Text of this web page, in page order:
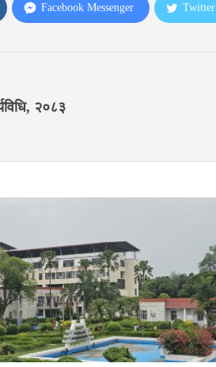
Facebook Messenger Twitter
२०८३